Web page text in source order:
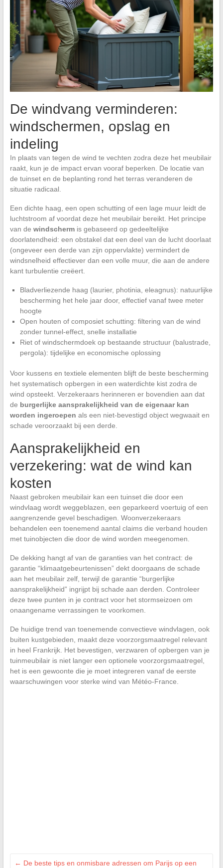
De windvang verminderen:
windschermen, opslag en
indeling
In plaats van tegen de wind te vechten zodra deze het meubilair
raakt, kun je de impact ervan vooraf beperken. De locatie van
de tuinset en de beplanting rond het terras veranderen de
situatie radicaal.
Een dichte haag, een open schutting of een lage muur leidt de
luchtstroom af voordat deze het meubilair bereikt. Het principe
van de windschermis gebaseerd op gedeeltelijke
doorlatendheid: een obstakel dat een deel van de lucht doorlaat
(ongeveer een derde van zijn oppervlakte) vermindert de
windsnelheid effectiever dan een volle muur, die aan de andere
kant turbulentie creëert.
Bladverliezende haag (laurier, photinia, eleagnus): natuurlijke
bescherming het hele jaar door, effectief vanaf twee meter
hoogte
Open houten of composiet schutting: filtering van de wind
zonder tunnel-effect, snelle installatie
Riet of windschermdoek op bestaande structuur (balustrade,
pergola): tijdelijke en economische oplossing
Voor kussens en textiele elementen blijft de beste bescherming
het systematisch opbergen in een waterdichte kist zodra de
wind opsteekt. Verzekeraars herinneren er bovendien aan dat
de burgerlijke aansprakelijkheid van de eigenaar kan
worden ingeroepen als een niet-bevestigd object wegwaait en
schade veroorzaakt bij een derde.
Aansprakelijkheid en
verzekering: wat de wind kan
kosten
Naast gebroken meubilair kan een tuinset die door een
windvlaag wordt weggeblazen, een geparkeerd voertuig of een
aangrenzende gevel beschadigen. Woonverzekeraars
behandelen een toenemend aantal claims die verband houden
met tuinobjecten die door de wind worden meegenomen.
De dekking hangt af van de garanties van het contract: de
garantie “klimaatgebeurtenissen” dekt doorgaans de schade
aan het meubilair zelf, terwijl de garantie “burgerlijke
aansprakelijkheid” ingrijpt bij schade aan derden. Controleer
deze twee punten in je contract voor het stormseizoen om
onaangename verrassingen te voorkomen.
De huidige trend van toenemende convectieve windvlagen, ook
buiten kustgebieden, maakt deze voorzorgsmaatregel relevant
in heel Frankrijk. Het bevestigen, verzwaren of opbergen van je
tuinmeubilair is niet langer een optionele voorzorgsmaatregel,
het is een gewoonte die je moet integreren vanaf de eerste
waarschuwingen voor sterke wind van Météo-France.
← De beste tips en onmisbare adressen om Parijs op een